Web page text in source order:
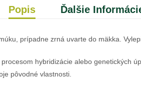
Popis Ďalšie
prípadne zrná uvarte do mäkka.
hybridizácie alebo genetických
pôvodné vlastnosti.